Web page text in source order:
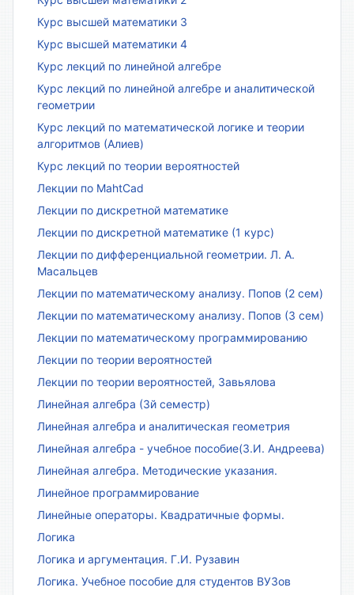
Курс высшей математики 3
Курс высшей математики 4
Курс лекций по линейной алгебре
Курс лекций по линейной алгебре и аналитической
геометрии
Курс лекций по математической логике и теории
алгоритмов (Алиев)
Курс лекций по теории вероятностей
Лекции по MahtCad
Лекции по дискретной математике
Лекции по дискретной математике (1 курс)
Лекции по дифференциальной геометрии. Л. А.
Масальцев
Лекции по математическому анализу. Попов (2 сем)
Лекции по математическому анализу. Попов (3 сем)
Лекции по математическому программированию
Лекции по теории вероятностей
Лекции по теории вероятностей, Завьялова
Линейная алгебра (3й семестр)
Линейная алгебра и аналитическая геометрия
Линейная алгебра - учебное пособие(З.И. Андреева)
Линейная алгебра. Методические указания.
Линейное программирование
Линейные операторы. Квадратичные формы.
Логика
Логика и аргументация. Г.И. Рузавин
Логика. Учебное пособие для студентов ВУЗов